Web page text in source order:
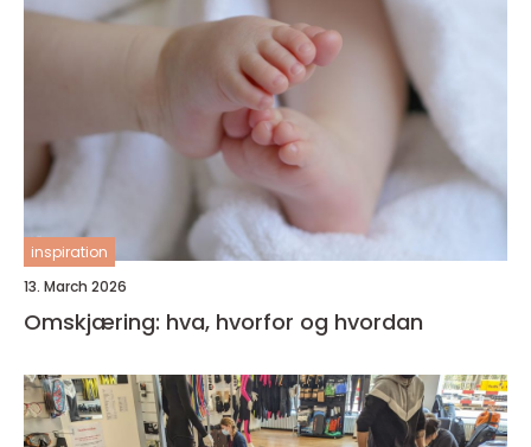
inspiration
13. March 2026
Omskjæring: hva, hvorfor og hvordan